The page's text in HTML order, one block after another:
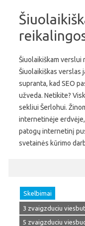
Šiuolaikiškam verslui
Šiuolaikiškas verslas
supranta, kad SEO
užveda. Netikite?
sekliui Šerlohui.
internetinėje
patogų internetinį
svetainės kūrimo
Skelbimai
3 zvaigzduciu
5 zvaigzduciu